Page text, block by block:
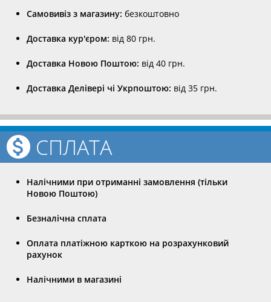
Самовивіз з магазину: безкоштовно
Доставка кур'єром: від 80 грн.
Доставка Новою Поштою: від 40 грн.
Доставка Делівері чі Укрпоштою: від 35 грн.
СПЛАТА
Налічними при отриманні замовлення (тільки
Новою Поштою)
Безналічна сплата
Оплата платіжною карткою на розрахунковий
рахунок
Налічними в магазині